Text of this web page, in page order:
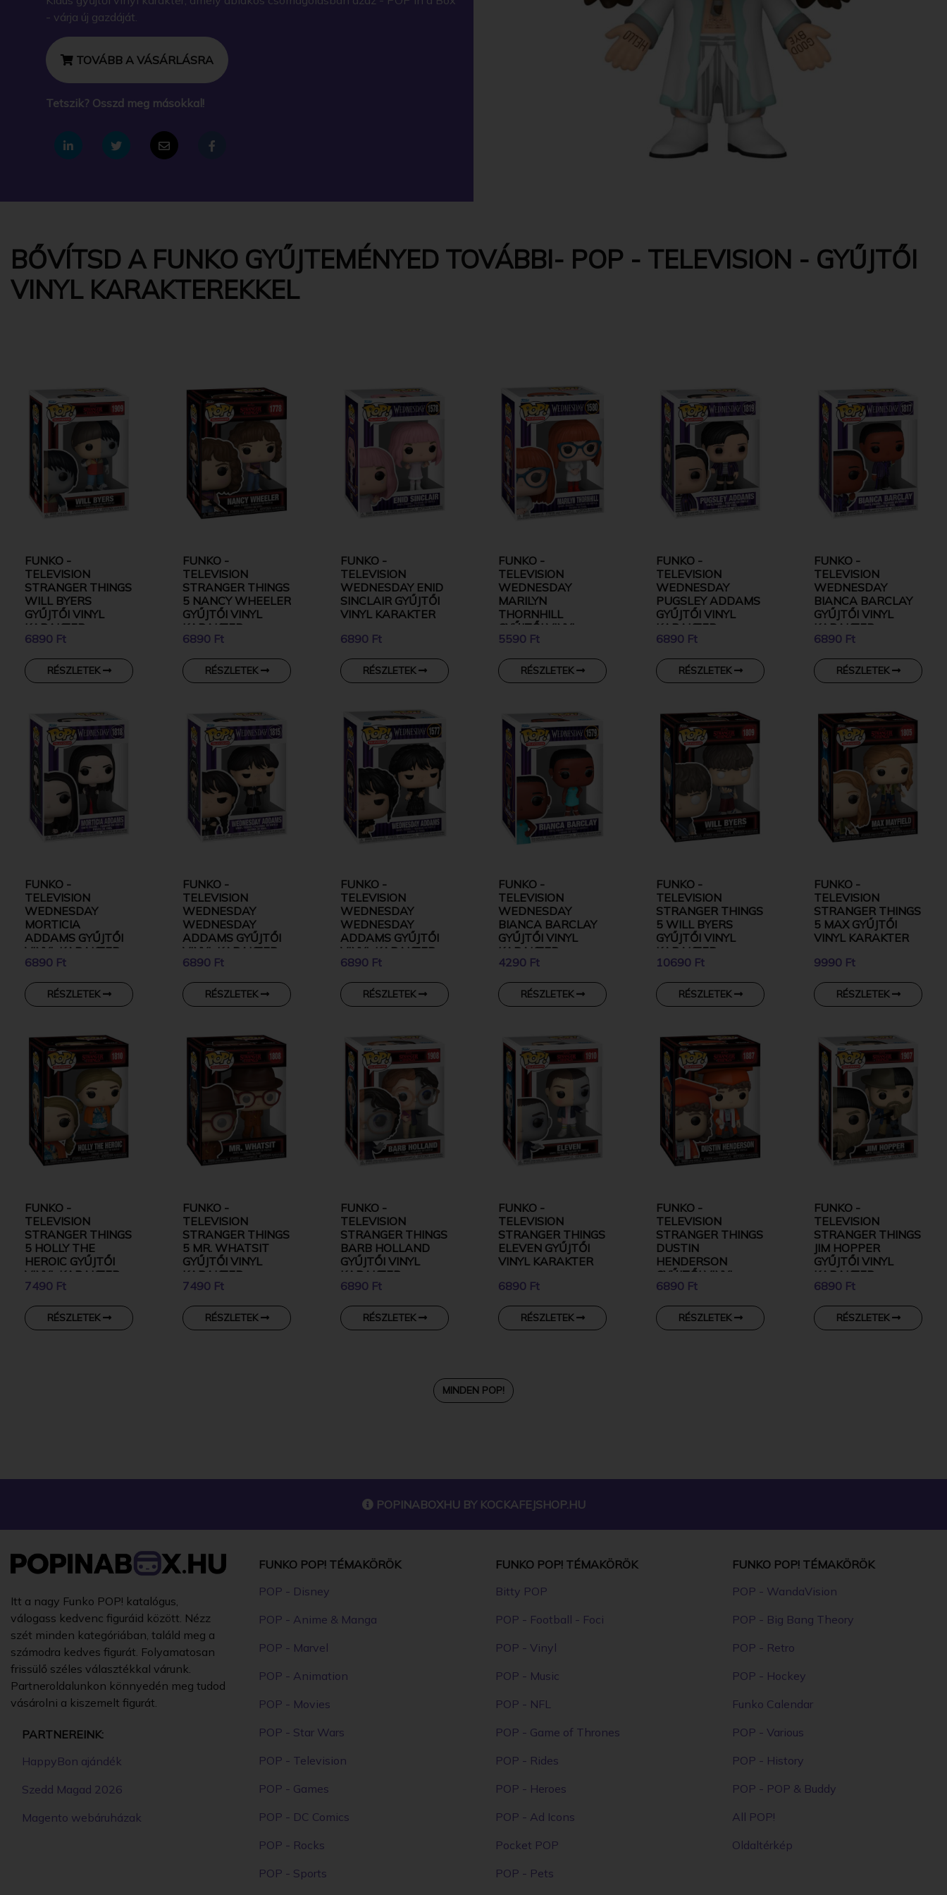
- várja új gazdáját.
TOVÁBB A VÁSÁRLÁSRA
Tetszik? Osszd meg másokkal!
BŐVÍTSD A FUNKO GYŰJTEMÉNYED TOVÁBBI- POP - TELEVISION - GYŰJTŐI
VINYL KARAKTEREKKEL
FUNKO -
TELEVISION
STRANGER THINGS
WILL BYERS
GYŰJTŐI VINYL
KARAKTER
6890 Ft
RÉSZLETEK
FUNKO -
TELEVISION
STRANGER THINGS
5 NANCY WHEELER
GYŰJTŐI VINYL
KARAKTER
6890 Ft
RÉSZLETEK
FUNKO -
TELEVISION
WEDNESDAY ENID
SINCLAIR GYŰJTŐI
VINYL KARAKTER
6890 Ft
RÉSZLETEK
FUNKO -
TELEVISION
WEDNESDAY
MARILYN
THORNHILL
GYŰJTŐI VINYL
KARAKTER
5590 Ft
RÉSZLETEK
FUNKO -
TELEVISION
WEDNESDAY
PUGSLEY ADDAMS
GYŰJTŐI VINYL
KARAKTER
6890 Ft
RÉSZLETEK
FUNKO -
TELEVISION
WEDNESDAY
BIANCA BARCLAY
GYŰJTŐI VINYL
KARAKTER
6890 Ft
RÉSZLETEK
FUNKO -
TELEVISION
WEDNESDAY
MORTICIA
ADDAMS GYŰJTŐI
VINYL KARAKTER
6890 Ft
RÉSZLETEK
FUNKO -
TELEVISION
WEDNESDAY
WEDNESDAY
ADDAMS GYŰJTŐI
VINYL KARAKTER
6890 Ft
RÉSZLETEK
FUNKO -
TELEVISION
WEDNESDAY
WEDNESDAY
ADDAMS GYŰJTŐI
VINYL KARAKTER
6890 Ft
RÉSZLETEK
FUNKO -
TELEVISION
WEDNESDAY
BIANCA BARCLAY
GYŰJTŐI VINYL
KARAKTER
4290 Ft
RÉSZLETEK
FUNKO -
TELEVISION
STRANGER THINGS
5 WILL BYERS
GYŰJTŐI VINYL
KARAKTER
10690 Ft
RÉSZLETEK
FUNKO -
TELEVISION
STRANGER THINGS
5 MAX GYŰJTŐI
VINYL KARAKTER
9990 Ft
RÉSZLETEK
FUNKO -
TELEVISION
STRANGER THINGS
5 HOLLY THE
HEROIC GYŰJTŐI
VINYL KARAKTER
7490 Ft
RÉSZLETEK
FUNKO -
TELEVISION
STRANGER THINGS
5 MR. WHATSIT
GYŰJTŐI VINYL
KARAKTER
7490 Ft
RÉSZLETEK
FUNKO -
TELEVISION
STRANGER THINGS
BARB HOLLAND
GYŰJTŐI VINYL
KARAKTER
6890 Ft
RÉSZLETEK
FUNKO -
TELEVISION
STRANGER THINGS
ELEVEN GYŰJTŐI
VINYL KARAKTER
6890 Ft
RÉSZLETEK
FUNKO -
TELEVISION
STRANGER THINGS
DUSTIN
HENDERSON
GYŰJTŐI VINYL
KARAKTER
6890 Ft
RÉSZLETEK
FUNKO -
TELEVISION
STRANGER THINGS
JIM HOPPER
GYŰJTŐI VINYL
KARAKTER
6890 Ft
RÉSZLETEK
MINDEN POP!
POPINABOXHU BY KOCKAFEJSHOP.HU
Itt a nagy Funko POP! katalógus,
válogass kedvenc figuráid között. Nézz
szét minden kategóriában, találd meg a
számodra kedves figurát. Folyamatosan
frissülő széles választékkal várunk.
Partneroldalunkon könnyedén meg tudod
vásárolni a kiszemelt figurát.
PARTNEREINK:
HappyBon ajándék
Szedd Magad 2026
Magento webáruházak
FUNKO POP! TÉMAKÖRÖK
POP - Disney
POP - Anime & Manga
POP - Marvel
POP - Animation
POP - Movies
POP - Star Wars
POP - Television
POP - Games
POP - DC Comics
POP - Rocks
POP - Sports
FUNKO POP! TÉMAKÖRÖK
Bitty POP
POP - Football - Foci
POP - Vinyl
POP - Music
POP - NFL
POP - Game of Thrones
POP - Rides
POP - Heroes
POP - Ad Icons
Pocket POP
POP - Pets
FUNKO POP! TÉMAKÖRÖK
POP - WandaVision
POP - Big Bang Theory
POP - Retro
POP - Hockey
Funko Calendar
POP - Various
POP - History
POP - POP & Buddy
All POP!
Oldaltérkép